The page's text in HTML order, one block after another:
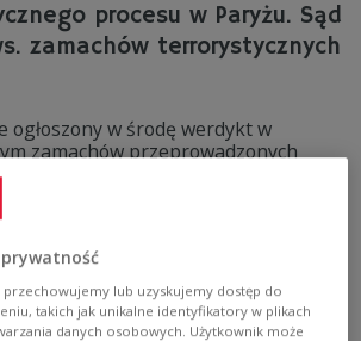
procesu w Paryżu. Sąd
zamachów terrorystycznych
ogłoszony w środę werdykt w
zamachów przeprowadzonych
Państwa Islamskiego w stolicy Francji
oskarżonych było sądzonych
serii ataków, w których zginęło 130
światowej.
ŚWIAT Europa Francja Paryż
lub uzyskujemy dostęp do
takich jak unikalne identyfikatory w plikach
danych osobowych. Użytkownik może